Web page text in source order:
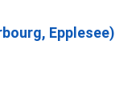
Epplesee)